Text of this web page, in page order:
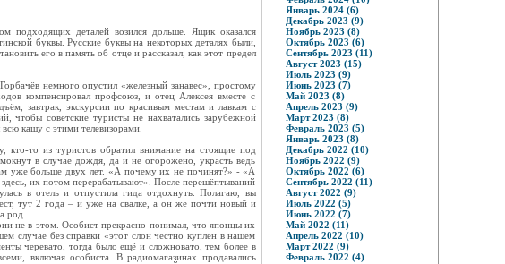
подходящих деталей возился дольше. Ящик оказался
буквы. Русские буквы на некоторых деталях были,
его в память об отце и рассказал, как этот предел
немного опустил «железный занавес», простому
компенсировал профсоюз, и отец Алексея вместе с
завтрак, экскурсии по красивым местам и лавкам с
чтобы советские туристы не нахватались зарубежной
кашу с этими телевизорами.
кто-то из туристов обратил внимание на стоящие под
в случае дождя, да и не огорожено, украсть ведь
уже больше двух лет. «А почему их не починят?» - «А
их потом перерабатывают». После перешёптываний
в отель и отпустила гида отдохнуть. Полагаю, вы
тут 2 года – и уже на свалке, а он же почти новый и
род
не в этом. Особист прекрасно понимал, что японцы их
случае без справки «этот слон честно куплен в нашем
черевато, тогда было ещё и сложновато, тем более в
включая особиста. В радиомагазинах продавались
Январь 2024 (6)
Декабрь 2023 (9)
Ноябрь 2023 (8)
Октябрь 2023 (6)
Сентябрь 2023 (11)
Август 2023 (15)
Июль 2023 (9)
Июнь 2023 (7)
Май 2023 (8)
Апрель 2023 (9)
Март 2023 (8)
Февраль 2023 (5)
Январь 2023 (8)
Декабрь 2022 (10)
Ноябрь 2022 (9)
Октябрь 2022 (6)
Сентябрь 2022 (11)
Август 2022 (9)
Июль 2022 (5)
Июнь 2022 (7)
Май 2022 (11)
Апрель 2022 (10)
Март 2022 (9)
Февраль 2022 (4)